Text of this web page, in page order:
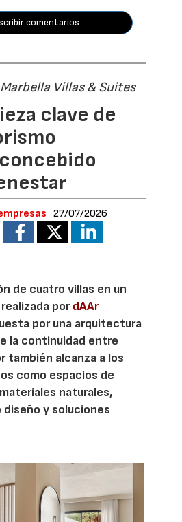
comentarios
Villas & Suites
clave de
27/07/2026
de cuatro villas en un
pordAAr
por una arquitectura
la continuidad entre
también alcanza a los
como espacios de
naturales,
y soluciones